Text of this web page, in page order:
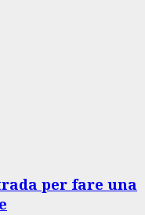
per fare una